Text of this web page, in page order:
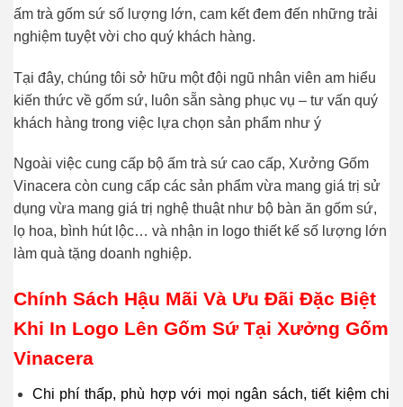
ấm trà gốm sứ số lượng lớn, cam kết đem đến những trải
nghiệm tuyệt vời cho quý khách hàng.
Tại đây, chúng tôi sở hữu một đội ngũ nhân viên am hiểu
kiến thức về gốm sứ, luôn sẵn sàng phục vụ – tư vấn quý
khách hàng trong việc lựa chọn sản phẩm như ý
Ngoài việc cung cấp bộ ấm trà sứ cao cấp, Xưởng Gốm
Vinacera còn cung cấp các sản phẩm vừa mang giá trị sử
dụng vừa mang giá trị nghệ thuật như bộ bàn ăn gốm sứ,
lọ hoa, bình hút lộc… và nhận in logo thiết kế số lượng lớn
làm quà tặng doanh nghiệp.
Chính Sách Hậu Mãi Và Ưu Đãi Đặc Biệt
Khi In Logo Lên Gốm Sứ Tại Xưởng Gốm
Vinacera
Chi phí thấp, phù hợp với mọi ngân sách, tiết kiệm chi